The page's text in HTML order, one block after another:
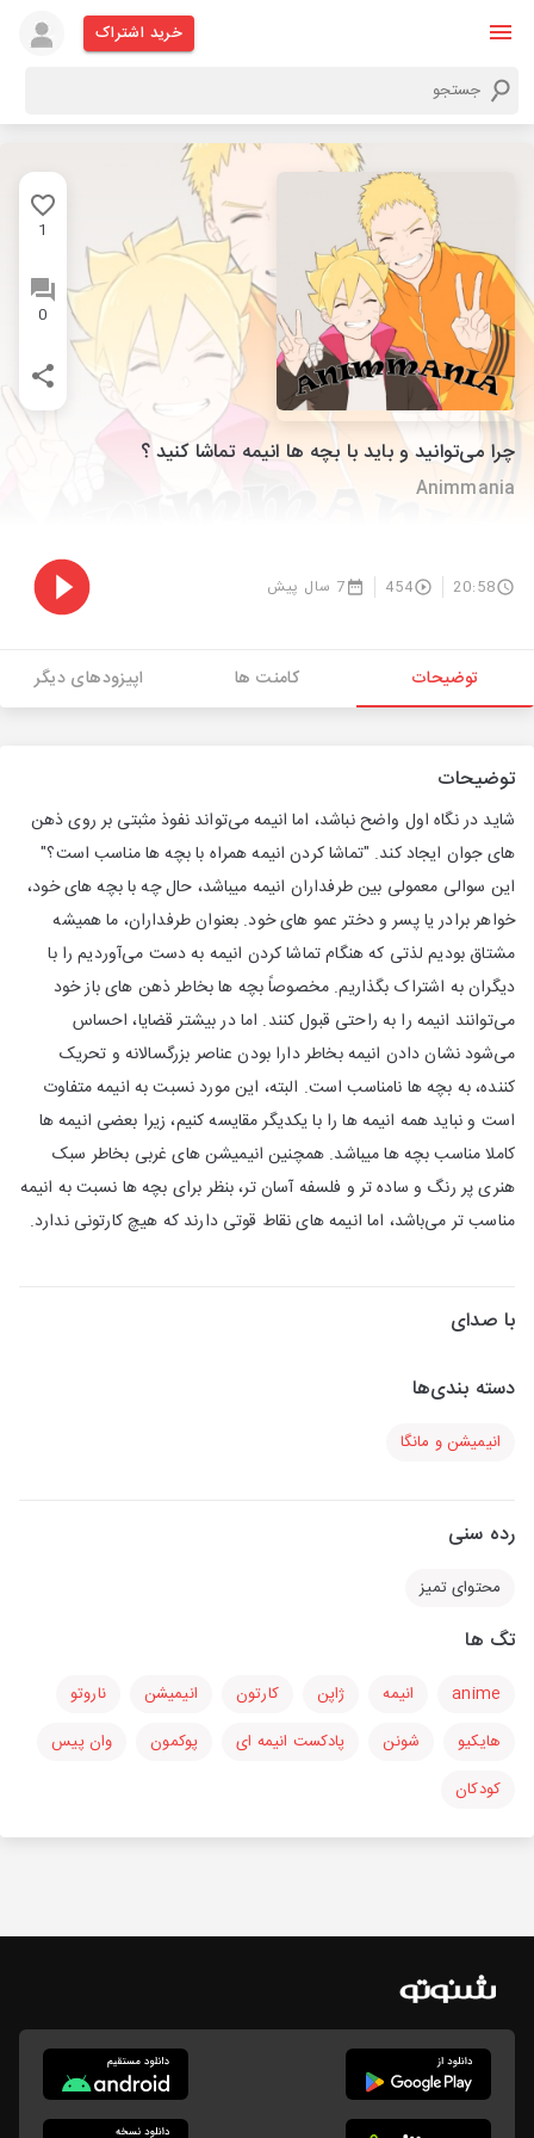
خرید اشتراک
1
0
چرا می‌توانید و باید با بچه ها انیمه تماشا کنید ؟
Animmania
20:58
454 7 سال پیش
توضیحات کامنت ها اپیزودهای دیگر
توضیحات
شاید در نگاه اول واضح نباشد، اما انیمه می‌تواند نفوذ مثبتی بر روی ذهن
های جوان ایجاد کند. "تماشا کردن انیمه همراه با بچه ها مناسب است؟"
این سوالی معمولی بین طرفداران انیمه میباشد، حال چه با بچه های خود،
خواهر برادر یا پسر و دختر عمو های خود. بعنوان طرفداران، ما همیشه
مشتاق بودیم لذتی که هنگام تماشا کردن انیمه به دست می‌آوردیم را با
دیگران به اشتراک بگذاریم. مخصوصاً بچه ها بخاطر ذهن های باز خود
می‌توانند انیمه را به راحتی قبول کنند. اما در بیشتر قضایا، احساس
می‌شود نشان دادن انیمه بخاطر دارا بودن عناصر بزرگسالانه و تحریک
کننده، به بچه ها نامناسب است. البته، این مورد نسبت به انیمه متفاوت
است و نباید همه انیمه ها را با یکدیگر مقایسه کنیم، زیرا بعضی انیمه ها
کاملا مناسب بچه ها میباشد. همچنین انیمیشن های غربی بخاطر سبک
هنری پر رنگ و ساده تر و فلسفه آسان تر، بنظر برای بچه ها نسبت به انیمه
مناسب تر می‌باشد، اما انیمه های نقاط قوتی دارند که هیچ کارتونی ندارد.
با صدای
دسته بندی‌ها
انیمیشن و مانگا
رده سنی
محتوای تمیز
تگ ها
anime انیمه ژاپن کارتون انیمیشن
ناروتو
هایکیو
شونن پادکست انیمه ای پوکمون
وان پیس
کودکان